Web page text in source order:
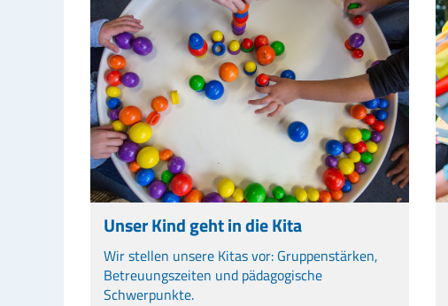
Unser Kind geht in die Kita
Wir stellen unsere Kitas vor: Gruppenstärken,
Betreuungszeiten und pädagogische
Schwerpunkte.